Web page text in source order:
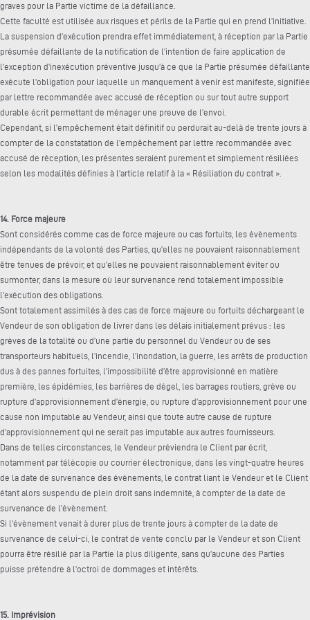
graves pour la Partie victime de la défaillance.
Cette faculté est utilisée aux risques et périls de la Partie qui en prend l’initiative.
La suspension d’exécution prendra effet immédiatement, à réception par la Partie
présumée défaillante de la notification de l’intention de faire application de
l’exception d’inexécution préventive jusqu’à ce que la Partie présumée défaillante
exécute l’obligation pour laquelle un manquement à venir est manifeste, signifiée
par lettre recommandée avec accusé de réception ou sur tout autre support
durable écrit permettant de ménager une preuve de l’envoi.
Cependant, si l’empêchement était définitif ou perdurait au-delà de trente jours à
compter de la constatation de l’empêchement par lettre recommandée avec
accusé de réception, les présentes seraient purement et simplement résiliées
selon les modalités définies à l’article relatif à la « Résiliation du contrat ».
14. Force majeure
Sont considérés comme cas de force majeure ou cas fortuits, les évènements
indépendants de la volonté des Parties, qu’elles ne pouvaient raisonnablement
être tenues de prévoir, et qu’elles ne pouvaient raisonnablement éviter ou
surmonter, dans la mesure où leur survenance rend totalement impossible
l’exécution des obligations.
Sont totalement assimilés à des cas de force majeure ou fortuits déchargeant le
Vendeur de son obligation de livrer dans les délais initialement prévus : les
grèves de la totalité ou d’une partie du personnel du Vendeur ou de ses
transporteurs habituels, l’incendie, l’inondation, la guerre, les arrêts de production
dus à des pannes fortuites, l’impossibilité d’être approvisionné en matière
première, les épidémies, les barrières de dégel, les barrages routiers, grève ou
rupture d’approvisionnement d’énergie, ou rupture d’approvisionnement pour une
cause non imputable au Vendeur, ainsi que toute autre cause de rupture
d’approvisionnement qui ne serait pas imputable aux autres fournisseurs.
Dans de telles circonstances, le Vendeur préviendra le Client par écrit,
notamment par télécopie ou courrier électronique, dans les vingt-quatre heures
de la date de survenance des évènements, le contrat liant le Vendeur et le Client
étant alors suspendu de plein droit sans indemnité, à compter de la date de
survenance de l’évènement.
Si l’évènement venait à durer plus de trente jours à compter de la date de
survenance de celui-ci, le contrat de vente conclu par le Vendeur et son Client
pourra être résilié par la Partie la plus diligente, sans qu’aucune des Parties
puisse prétendre à l’octroi de dommages et intérêts.
15. Imprévision